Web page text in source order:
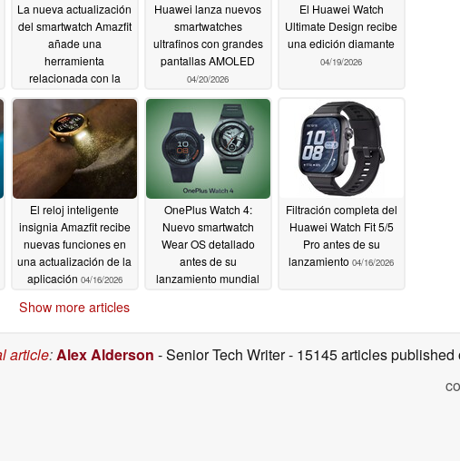
La nueva actualización
del smartwatch Amazfit
añade una
herramienta
relacionada con la
04/29/2026
Huawei lanza nuevos
smartwatches
ultrafinos con grandes
pantallas AMOLED
04/20/2026
El Huawei Watch
Ultimate Design recibe
una edición diamante
04/19/2026
El reloj inteligente
insignia Amazfit recibe
nuevas funciones en
una actualización de la
aplicación 04/16/2026
OnePlus Watch 4:
Nuevo smartwatch
Wear OS detallado
antes de su
lanzamiento mundial
Filtración completa del
Huawei Watch Fit 5/5
Pro antes de su
lanzamiento 04/16/2026
Show more articles
article:Alex Alderson - Senior Tech Writer- 15145 articles